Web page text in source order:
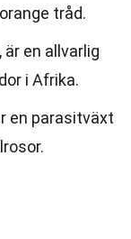
tråd.
en allvarlig
i Afrika.
en parasitväxt